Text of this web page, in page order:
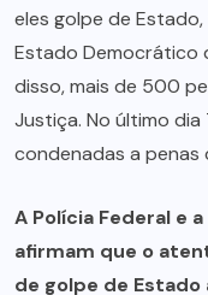
eles golpe de
Estado Democrático
disso, mais de 500
Justiça. No último dia
condenadas a penas
A Polícia Federal e
afirmam que o
de golpe de